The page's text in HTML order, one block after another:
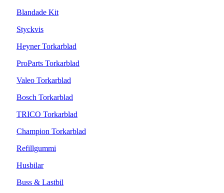
Blandade Kit
Styckvis
Heyner Torkarblad
ProParts Torkarblad
Valeo Torkarblad
Bosch Torkarblad
TRICO Torkarblad
Champion Torkarblad
Refillgummi
Husbilar
Buss & Lastbil